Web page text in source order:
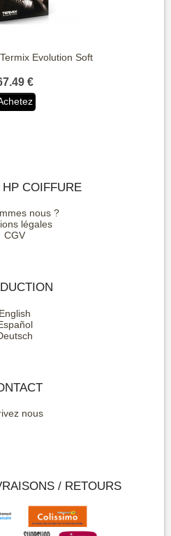
Evolution Soft
€
COIFFURE
nous ?
légales
CGV
English
nous
/ RETOURS